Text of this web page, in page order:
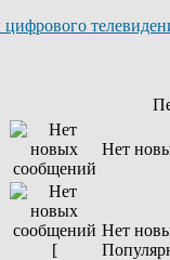
Нет
Нет